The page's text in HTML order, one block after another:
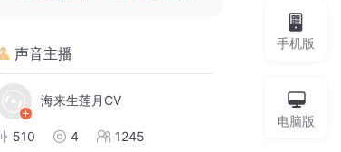
声音主播
海来生莲月CV
510 4 1245
手机版
电脑版